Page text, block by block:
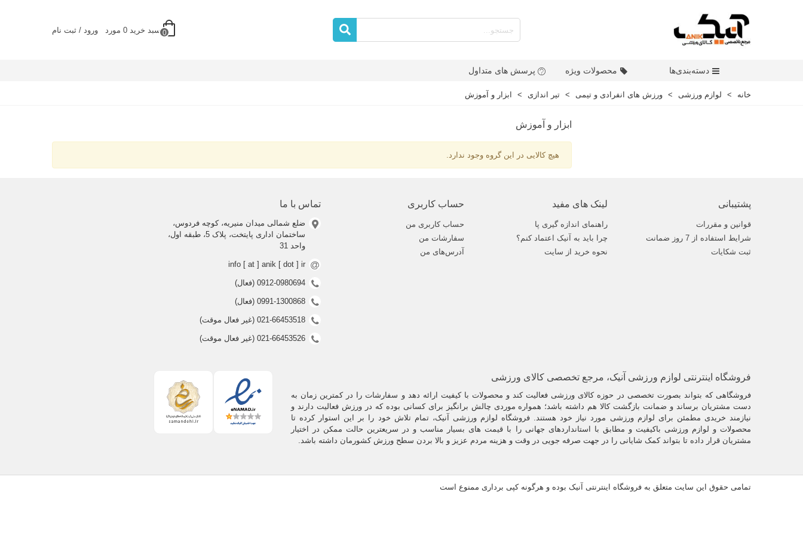
0 سبد خرید 0 مورد ورود / ثبت نام
دسته‌بندی‌ها محصولات ویژه پرسش های متداول
خانه > لوازم ورزشی > ورزش های انفرادی و تیمی > تیر اندازی > ابزار و آموزش
ابزار و آموزش
هیچ کالایی در این گروه وجود ندارد.
پشتیبانی
قوانین و مقررات
شرایط استفاده از 7 روز ضمانت
ثبت شکایات
لینک های مفید
راهنمای اندازه گیری پا
چرا باید به آنیک اعتماد کنم؟
نحوه خرید از سایت
حساب کاربری
حساب کاربری من
سفارشات من
آدرس‌های من
تماس با ما
ضلع شمالی میدان منیریه، کوچه فردوس،
ساختمان اداری پایتخت، پلاک 5، طبقه اول،
واحد 31
info [ at ] anik [ dot ] ir
0912-0980694 (فعال)
0991-1300868 (فعال)
021-66453518 (غیر فعال موقت)
021-66453526 (غیر فعال موقت)
فروشگاه اینترنتی لوازم ورزشی آنیک، مرجع تخصصی کالای ورزشی
فروشگاهی که بتواند بصورت تخصصی در حوزه کالای ورزشی فعالیت کند و محصولات با کیفیت ارائه دهد و سفارشات را در کمترین زمان به
دست مشتریان برساند و ضمانت بازگشت کالا هم داشته باشد؛ همواره موردی چالش برانگیز برای کسانی بوده که در ورزش فعالیت دارند و
نیازمند خریدی مطمئن برای لوازم ورزشی مورد نیاز خود هستند. فروشگاه لوازم ورزشی آنیک، تمام تلاش خود را بر این استوار کرده تا
محصولات و لوازم ورزشی باکیفیت و مطابق با استانداردهای جهانی را با قیمت های بسیار مناسب و در سریعترین حالت ممکن در اختیار
مشتریان قرار داده تا بتواند کمک شایانی را در جهت صرفه جویی در وقت و هزینه مردم عزیز و بالا بردن سطح ورزش کشورمان داشته باشد.
تمامی حقوق این سایت متعلق به فروشگاه اینترنتی آنیک بوده و هرگونه کپی برداری ممنوع است